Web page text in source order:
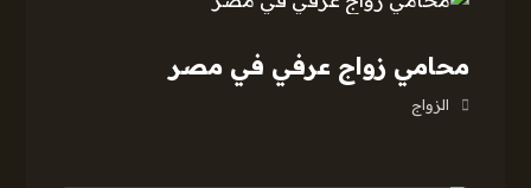
محامي زواج عرفي في مصر
الزواج